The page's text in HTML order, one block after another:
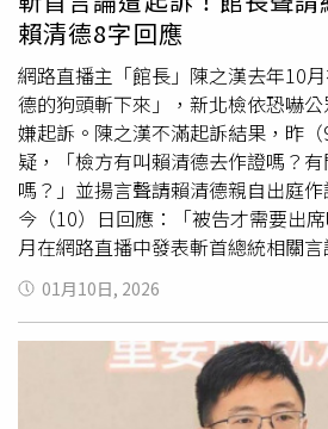
友之一，不僅經常討論政策，也時常
和黨內具有重要影響力。雖然大多數
分外交政策上，葛蘭姆仍保有自己
取得的警方無線電通聯紀錄，救護
姆位於華府國會山莊（Capitol Hill）
驟停案件。現場照片可見救護人員
車，警車及消防車也在現場待命。
公布詳細死因，其一名高階幕僚則透
現任何身體不適或異常徵兆。事實
積極投入外交工作。他10日才剛結
輔會晤烏克蘭總統澤倫斯基（
倫斯基表示，這是葛蘭姆第10度訪
支持烏克蘭人民及前線官兵。返美後
NBC政論節目《會晤新聞界》（
料卻突然傳出病逝消息。葛蘭姆長年
賴清德8字回應
網路直播主「館長」陳之漢去年10
德的狗頭斬下來」，新北檢依恐嚇
嫌起訴。陳之漢不滿起訴結果，昨
疑，「檢方有叫賴清德去作證嗎？
嗎？」並揚言聲請賴清德親自出庭
今（10）日回應：「被告才需要出
月在網路直播中發表斬首總統相關
警察局蒐集相關事證後，報請新北
後諭知新台幣15萬元交保。檢方昨
眾、恐嚇危害安全等罪嫌起訴。檢
YouTube直播中發表「咱們就武統
賴清德的狗頭斬下來」等言論，暗示
聞中的軍事術語「斬首行動」惡意
01月10日, 2026